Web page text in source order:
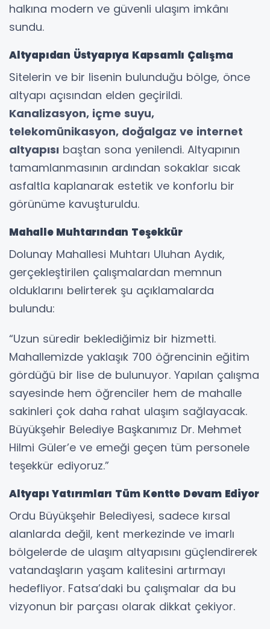
halkına modern ve güvenli ulaşım imkânı
sundu.
Altyapıdan Üstyapıya Kapsamlı Çalışma
Sitelerin ve bir lisenin bulunduğu bölge, önce
altyapı açısından elden geçirildi.
Kanalizasyon, içme suyu,
telekomünikasyon, doğalgaz ve internet
altyapısı baştan sona yenilendi. Altyapının
tamamlanmasının ardından sokaklar sıcak
asfaltla kaplanarak estetik ve konforlu bir
görünüme kavuşturuldu.
Mahalle Muhtarından Teşekkür
Dolunay Mahallesi Muhtarı Uluhan Aydık,
gerçekleştirilen çalışmalardan memnun
olduklarını belirterek şu açıklamalarda
bulundu:
“Uzun süredir beklediğimiz bir hizmetti.
Mahallemizde yaklaşık 700 öğrencinin eğitim
gördüğü bir lise de bulunuyor. Yapılan çalışma
sayesinde hem öğrenciler hem de mahalle
sakinleri çok daha rahat ulaşım sağlayacak.
Büyükşehir Belediye Başkanımız Dr. Mehmet
Hilmi Güler’e ve emeği geçen tüm personele
teşekkür ediyoruz.”
Altyapı Yatırımları Tüm Kentte Devam Ediyor
Ordu Büyükşehir Belediyesi, sadece kırsal
alanlarda değil, kent merkezinde ve imarlı
bölgelerde de ulaşım altyapısını güçlendirerek
vatandaşların yaşam kalitesini artırmayı
hedefliyor. Fatsa’daki bu çalışmalar da bu
vizyonun bir parçası olarak dikkat çekiyor.